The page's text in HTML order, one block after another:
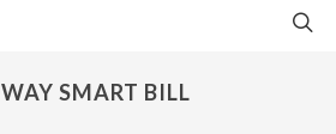
SMART BILL